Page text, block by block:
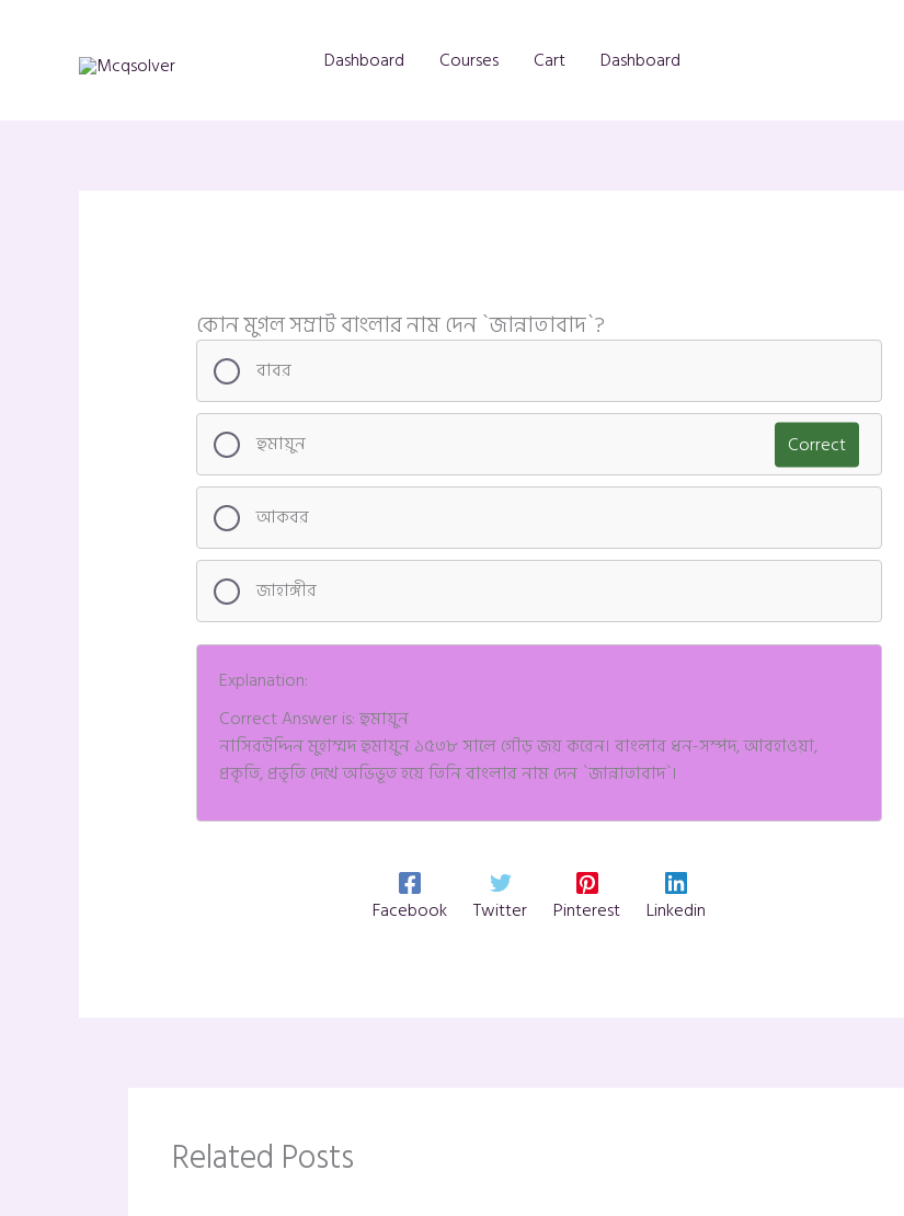
Dashboard Courses Cart Dashboard
কোন মুগল সম্রাট বাংলার নাম দেন `জান্নাতাবাদ`?
বাবর
হুমায়ুন Correct
আকবর
জাহাঙ্গীর
Explanation:
Correct Answer is: হুমায়ুন
নাসিরউদ্দিন মুহাম্মদ হুমায়ুন ১৫৩৮ সালে গৌড় জয় করেন। বাংলার ধন-সম্পদ, আবহাওয়া,
প্রকৃতি, প্রভৃতি দেখে অভিভূত হয়ে তিনি বাংলার নাম দেন `জান্নাতাবাদ`।
Facebook Twitter Pinterest Linkedin
Related Posts